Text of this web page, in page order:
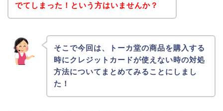
でてしまった！という方はいませんか？
そこで今回は、トーカ堂の商品を購入する
時にクレジットカードが使えない時の対処
方法についてまとめてみることにしまし
た！